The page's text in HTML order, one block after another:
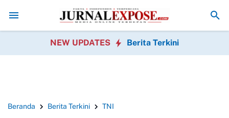
Gotong Royong Sambut HUT Ke-81 Republik Indonesia Pedagang
NEW UPDATES Berita Terkini
Beranda Berita Terkini TNI